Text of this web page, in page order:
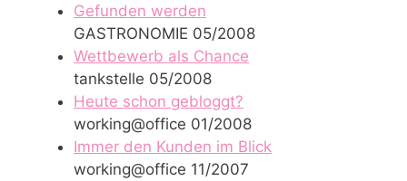
Gefunden werden
GASTRONOMIE 05/2008
Wettbewerb als Chance
tankstelle 05/2008
Heute schon gebloggt?
working@office 01/2008
Immer den Kunden im Blick
working@office 11/2007